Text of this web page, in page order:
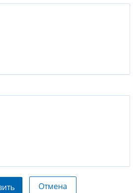
Отмена